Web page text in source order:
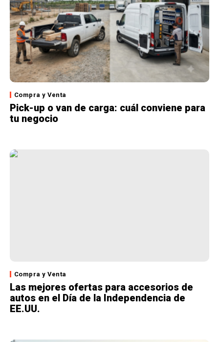
Compra y Venta
Pick-up o van de carga: cuál conviene para
tu negocio
Compra y Venta
Las mejores ofertas para accesorios de
autos en el Día de la Independencia de
EE.UU.